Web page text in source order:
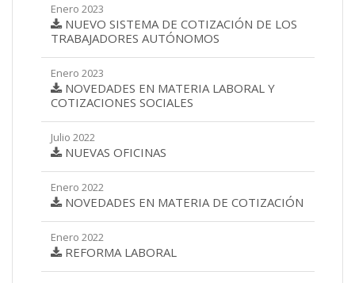
Enero 2023
NUEVO SISTEMA DE COTIZACIÓN DE LOS
TRABAJADORES AUTÓNOMOS
Enero 2023
NOVEDADES EN MATERIA LABORAL Y
COTIZACIONES SOCIALES
Julio 2022
NUEVAS OFICINAS
Enero 2022
NOVEDADES EN MATERIA DE COTIZACIÓN
Enero 2022
REFORMA LABORAL